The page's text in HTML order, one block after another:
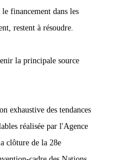
le financement dans les
restent à résoudre.
la principale source
exhaustive des tendances
réalisée par l'Agence
clôture de la 28e